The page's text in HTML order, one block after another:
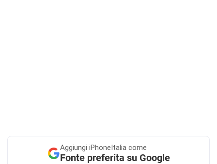
Aggiungi iPhoneItalia come
Fonte preferita su Google